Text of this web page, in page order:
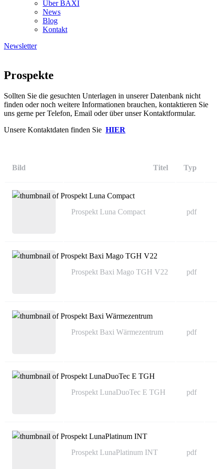
Über BAXI
News
Blog
Kontakt
Newsletter
Prospekte
Sollten Sie die gesuchten Unterlagen in unserer Datenbank nicht
finden oder noch weitere Informationen brauchen, kontaktieren Sie
uns gerne per Telefon, Email oder über unser Kontaktformular.
Unsere Kontaktdaten finden Sie HIER
Bild Titel Typ
Prospekt Luna Compact pdf
Prospekt Baxi Mago TGH V22 pdf
Prospekt Baxi Wärmezentrum pdf
Prospekt LunaDuoTec E TGH pdf
Prospekt LunaPlatinum INT pdf